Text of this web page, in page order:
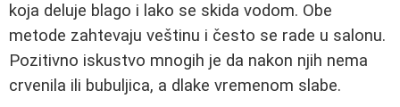
koja deluje blago i lako se skida vodom. Obe
metode zahtevaju veštinu i često se rade u salonu.
Pozitivno iskustvo mnogih je da nakon njih nema
crvenila ili bubuljica, a dlake vremenom slabe.